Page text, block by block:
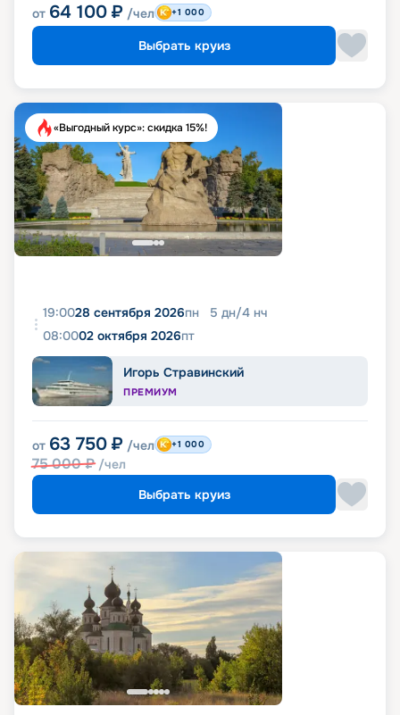
от 64 100 ₽ /чел +1 000
Выбрать круиз
«Выгодный курс»: скидка 15%!
19:0028 сентября 2026пн 5 дн/4 нч
08:0002 октября 2026пт
Игорь Стравинский
ПРЕМИУМ
от 63 750 ₽ /чел
75 000₽ /чел
+1 000
Выбрать круиз